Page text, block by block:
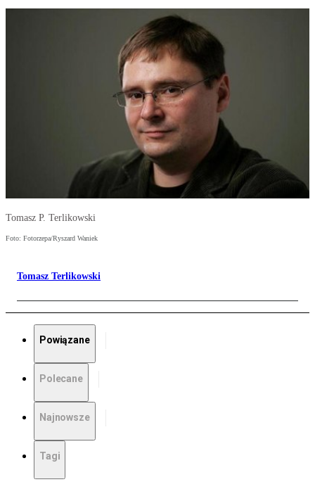
Tomasz P. Terlikowski
Foto: Fotorzepa/Ryszard Waniek
Tomasz Terlikowski
Powiązane
Polecane
Najnowsze
Tagi